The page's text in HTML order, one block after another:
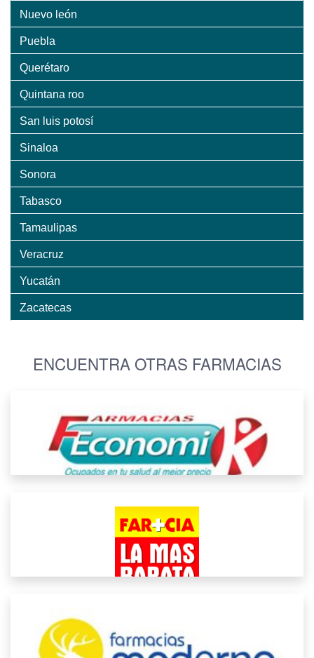
Nuevo león
Puebla
Querétaro
Quintana roo
San luis potosí
Sinaloa
Sonora
Tabasco
Tamaulipas
Veracruz
Yucatán
Zacatecas
ENCUENTRA OTRAS FARMACIAS